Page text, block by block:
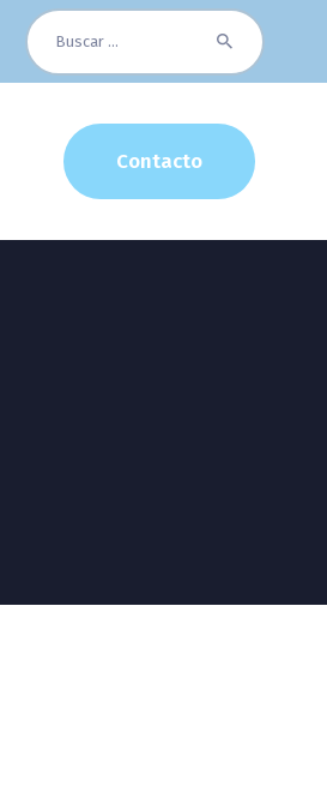
Buscar:
Contacto